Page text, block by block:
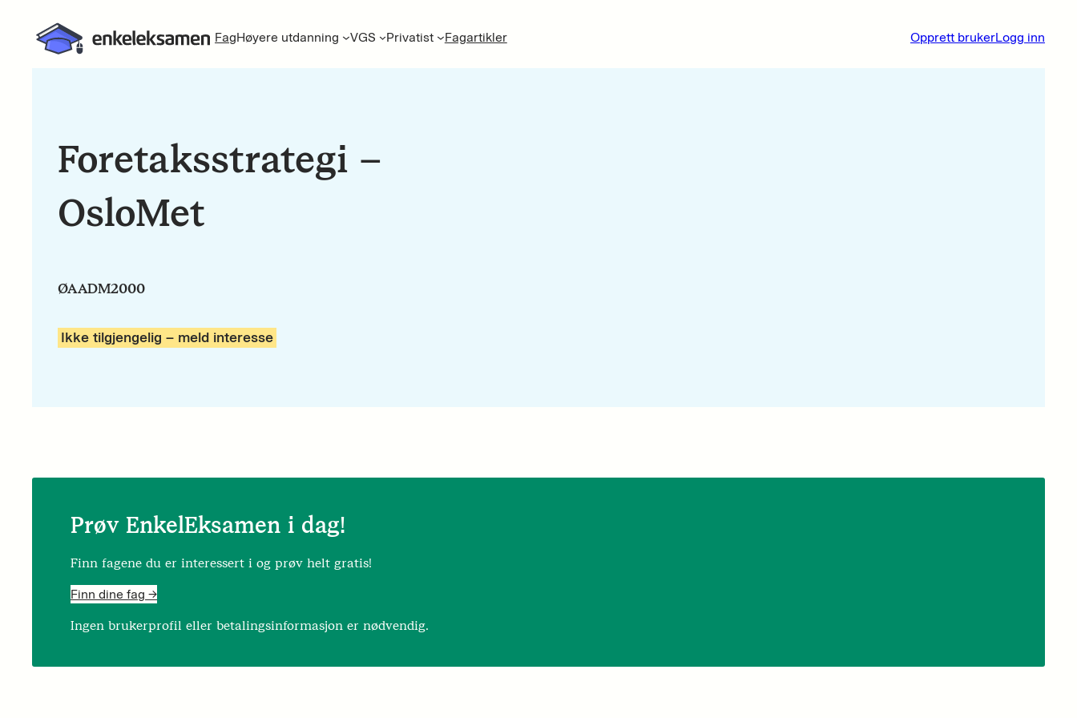
FagHøyere utdanning VGS Privatist Fagartikler Opprett brukerLogg inn
Foretaksstrategi –
OsloMet
ØAADM2000
Ikke tilgjengelig – meld interesse
Prøv EnkelEksamen i dag!
Finn fagene du er interessert i og prøv helt gratis!
Finn dine fag ->
Ingen brukerprofil eller betalingsinformasjon er nødvendig.